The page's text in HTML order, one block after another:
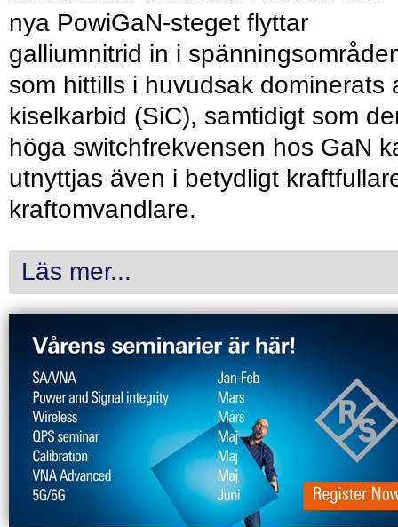
nya PowiGaN-steget flyttar
galliumnitrid in i
som hittills i huvudsak dominerats
kiselkarbid (SiC), samtidigt som
höga switchfrekvensen hos GaN
utnyttjas även i betydligt
kraftomvandlare.
Läs mer...